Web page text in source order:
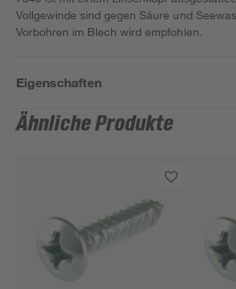
Vollgewinde sind gegen Säure und
Vorbohren im Blech wird empfohlen.
Eigenschaften
Ähnliche Produkte